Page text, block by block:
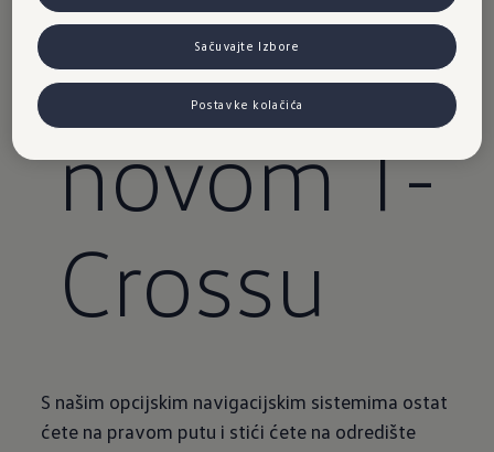
au
novom T-
Crossu
S našim opcijskim navigacijskim sistemima ostat
ćete na pravom putu i stići ćete na odredište
Sačuvajte Izbore
Postavke kolačića